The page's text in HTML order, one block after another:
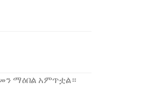
ማዕበል አምጥቷል።